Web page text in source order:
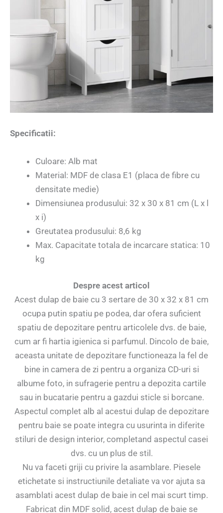
Specificatii:
Culoare: Alb mat
Material: MDF de clasa E1 (placa de fibre cu
densitate medie)
Dimensiunea produsului: 32 x 30 x 81 cm (L x l
x i)
Greutatea produsului: 8,6 kg
Max. Capacitate totala de incarcare statica: 10
kg
Despre acest articol
Acest dulap de baie cu 3 sertare de 30 x 32 x 81 cm
ocupa putin spatiu pe podea, dar ofera suficient
spatiu de depozitare pentru articolele dvs. de baie,
cum ar fi hartia igienica si parfumul. Dincolo de baie,
aceasta unitate de depozitare functioneaza la fel de
bine in camera de zi pentru a organiza CD-uri si
albume foto, in sufragerie pentru a depozita cartile
sau in bucatarie pentru a gazdui sticle si borcane.
Aspectul complet alb al acestui dulap de depozitare
pentru baie se poate integra cu usurinta in diferite
stiluri de design interior, completand aspectul casei
dvs. cu un plus de stil.
Nu va faceti griji cu privire la asamblare. Piesele
etichetate si instructiunile detaliate va vor ajuta sa
asamblati acest dulap de baie in cel mai scurt timp.
Fabricat din MDF solid, acest dulap de baie se